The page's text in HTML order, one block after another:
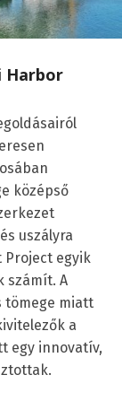
Harbor
középső
uszályra
Project egyik
számít. A
tömege miatt
a
egy innovatív,